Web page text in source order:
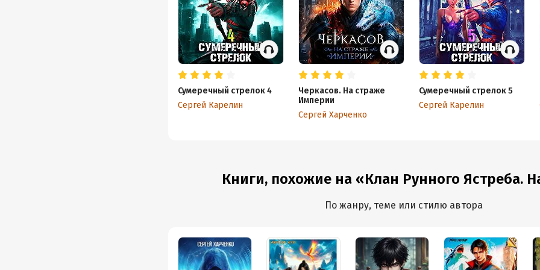
Сумеречный стрелок 4
Сергей Карелин
Черкасов. На страже
Империи
Сергей Харченко
Сумеречный стрелок 5
Сергей Карелин
Книги, похожие на «Клан Рунного Ястреба.
По жанру, теме или стилю автора